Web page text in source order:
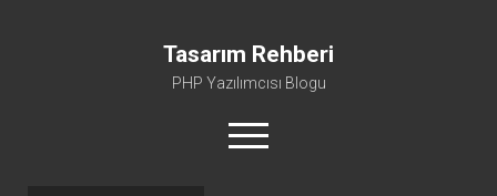
Tasarım Rehberi
PHP Yazılımcısı Blogu
menüyü
aç